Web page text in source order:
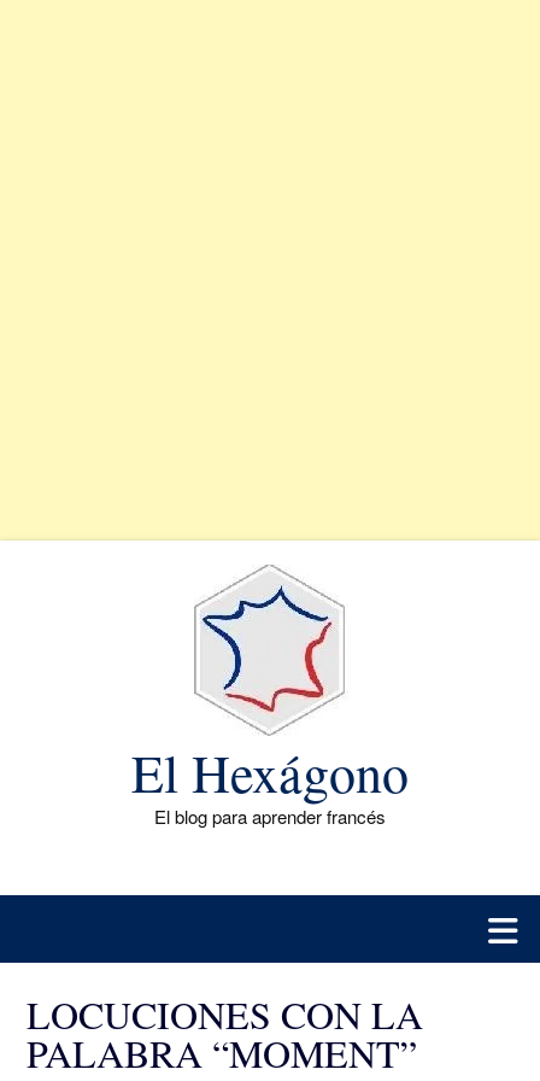
El Hexágono
El blog para aprender francés
LOCUCIONES CON LA
PALABRA “MOMENT”